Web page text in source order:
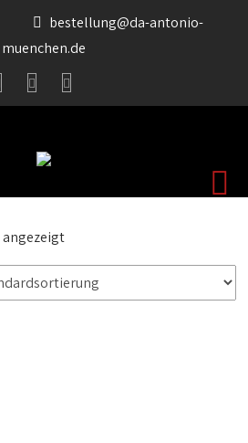
bestellung@da-antonio-
muenchen.de
angezeigt